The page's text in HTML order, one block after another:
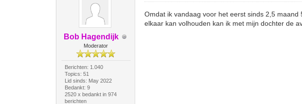
Bob Hagendijk
Moderator
Berichten: 1.040
Topics: 51
Lid sinds: May 2022
Bedankt: 9
2520 x bedankt in 974
berichten
Omdat ik vandaag voor het eerst sinds 2,5
elkaar kan volhouden kan ik met mijn dochter de